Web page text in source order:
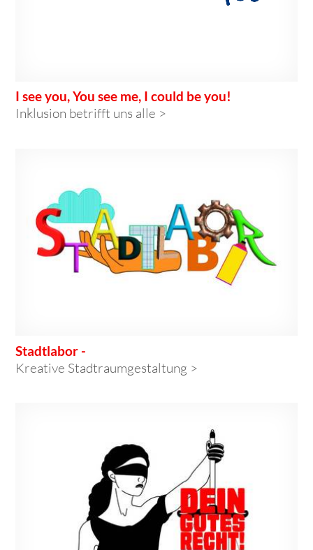
I see you, You see me, I could be you!
Inklusion betrifft uns alle >
Stadtlabor -
Kreative Stadtraumgestaltung >